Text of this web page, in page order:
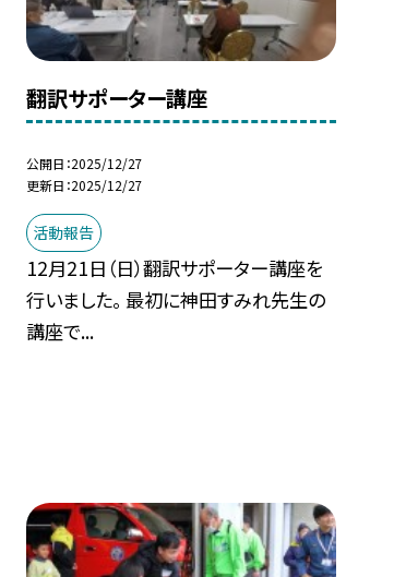
翻訳サポーター講座
公開日 2025/12/27
更新日 2025/12/27
活動報告
12月21日（日）翻訳サポーター講座を
行いました。 最初に神田すみれ先生の
講座で...